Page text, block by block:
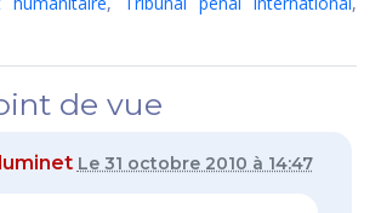
de vue
Le 31 octobre 2010 à 14:47